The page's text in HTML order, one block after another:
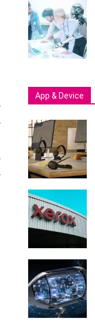
App & Device